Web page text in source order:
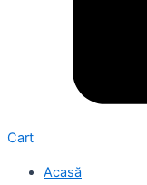
Cart
Acasă